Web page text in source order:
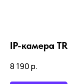
IP-камера
8 190 р.